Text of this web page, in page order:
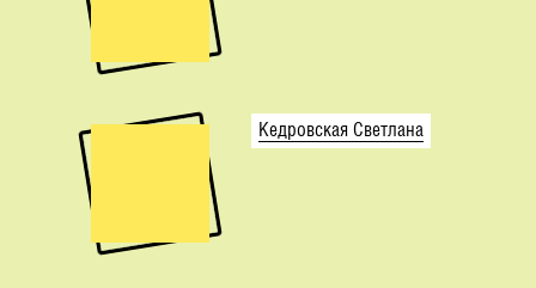
Кедровская Светлана